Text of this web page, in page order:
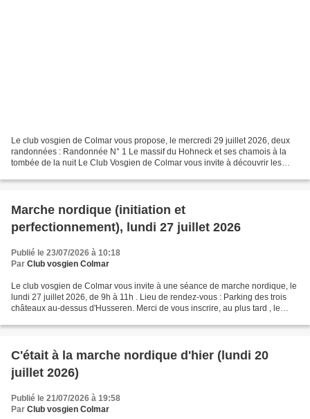
Le club vosgien de Colmar vous propose, le mercredi 29 juillet 2026, deux
randonnées : Randonnée N° 1 Le massif du Hohneck et ses chamois à la
tombée de la nuit Le Club Vosgien de Colmar vous invite à découvrir les
Marche nordique (initiation et
perfectionnement), lundi 27 juillet 2026
Publié le 23/07/2026 à 10:18
Par Club vosgien Colmar
Le club vosgien de Colmar vous invite à une séance de marche nordique, le
lundi 27 juillet 2026, de 9h à 11h . Lieu de rendez-vous : Parking des trois
châteaux au-dessus d'Husseren. Merci de vous inscrire, au plus tard , le
C'était à la marche nordique d'hier (lundi 20
juillet 2026)
Publié le 21/07/2026 à 19:58
Par Club vosgien Colmar